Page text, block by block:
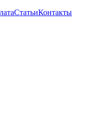
СтатьиКонтакты